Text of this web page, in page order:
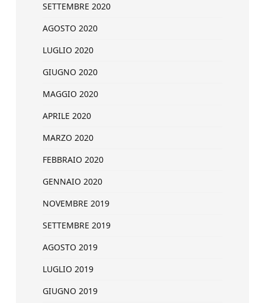
SETTEMBRE 2020
AGOSTO 2020
LUGLIO 2020
GIUGNO 2020
MAGGIO 2020
APRILE 2020
MARZO 2020
FEBBRAIO 2020
GENNAIO 2020
NOVEMBRE 2019
SETTEMBRE 2019
AGOSTO 2019
LUGLIO 2019
GIUGNO 2019